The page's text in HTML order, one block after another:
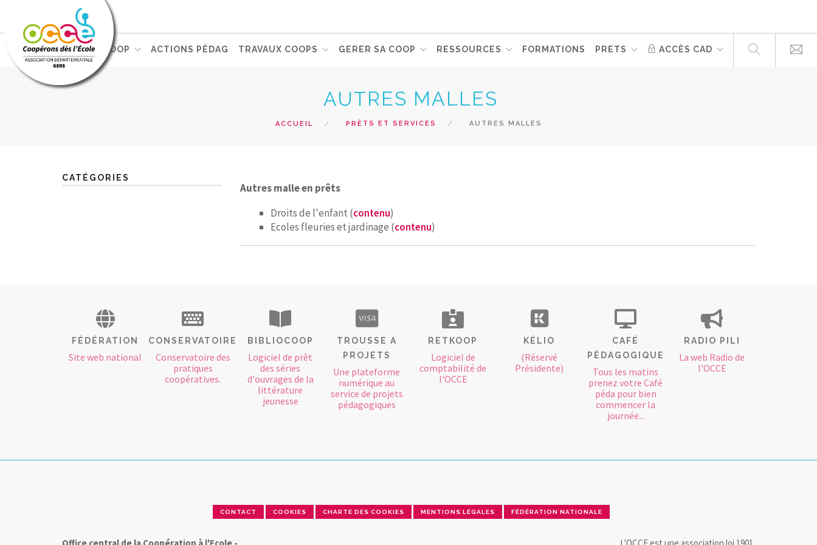
L'OCCE PEDAG. COOP ACTIONS PÉDAG TRAVAUX COOPS GERER SA COOP RESSOURCES FORMATIONS PRETS ACCÈS CAD
AUTRES MALLES
ACCUEIL PRÊTS ET SERVICES AUTRES MALLES
CATÉGORIES
Autres malle en prêts
Droits de l'enfant (contenu)
Ecoles fleuries et jardinage (contenu)
FÉDÉRATION
Site web national
CONSERVATOIRE
Conservatoire des
pratiques
coopératives.
BIBLIOCOOP
Logiciel de prêt
des séries
d'ouvrages de la
littérature
jeunesse
TROUSSE A
PROJETS
Une plateforme
numérique au
service de projets
pédagogiques
RETKOOP
Logiciel de
comptabilité de
l'OCCE
KÉLIO
(Réservé
Présidente)
CAFÉ
PÉDAGOGIQUE
Tous les matins
prenez votre Café
péda pour bien
commencer la
journée...
RADIO PILI
La web Radio de
l'OCCE
CONTACT COOKIES CHARTE DES COOKIES MENTIONS LÉGALES FÉDÉRATION NATIONALE